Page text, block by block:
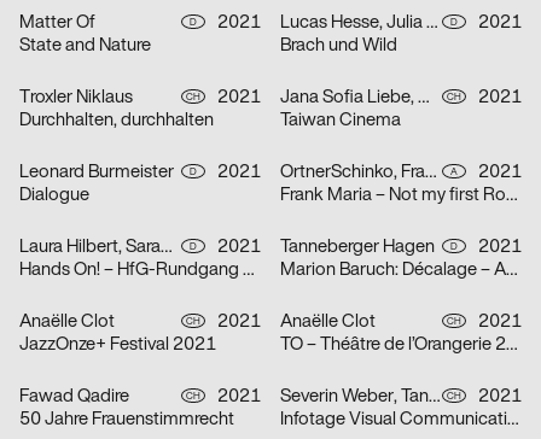
Matter Of D
2021
State and Nature
Lucas Hesse, Julia Löffler D
2021
Brach und Wild
Troxler Niklaus CH
2021
Durchhalten, durchhalten
Jana Sofia Liebe, Wetli Tanaka Minami CH
2021
Taiwan Cinema
Leonard Burmeister D
2021
Dialogue
OrtnerSchinko, Frank Maria A
2021
Frank Maria – Not my first Rodeo
Laura Hilbert, Sarah Stendel D
2021
Hands On! – HfG-Rundgang 2021
Tanneberger Hagen D
2021
Marion Baruch: Décalage – Ausstellung in der der HGB Galerie
Anaëlle Clot CH
2021
JazzOnze+ Festival 2021
Anaëlle Clot CH
2021
TO – Théâtre de l’Orangerie 2021
Fawad Qadire CH
2021
50 Jahre Frauenstimmrecht
Severin Weber, Tanja Vogt, Elia Geiger, Ladina Döring, Nicola Canziani CH
2021
Infotage Visual Communication 2021 Zürcher Hochschule der Künste